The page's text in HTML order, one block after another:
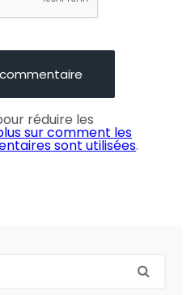
réduire les
sur comment les
sont utilisées.